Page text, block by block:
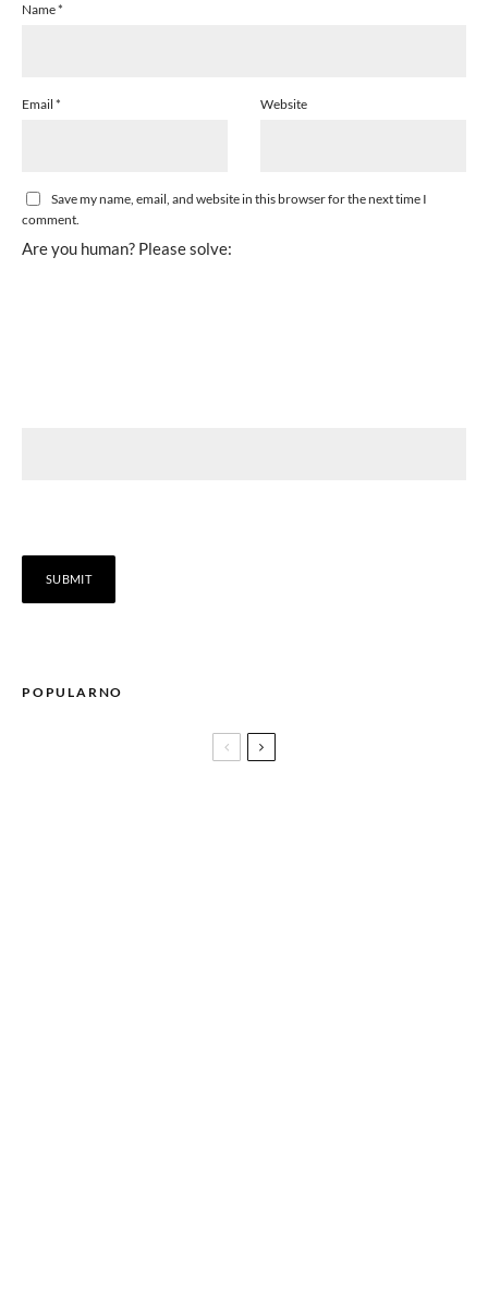
Name*
Email * Website
Save my name, email, and website in this browser for the next time I
comment.
Are you human? Please solve:
POPULARNO